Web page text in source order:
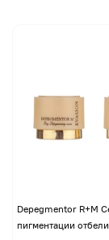
Depegmentor R+M
пигментации